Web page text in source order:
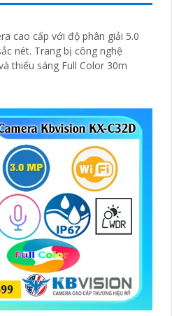
cao cấp với độ phân giải 5.0
nghệ
thiếu sáng Full Color 30m